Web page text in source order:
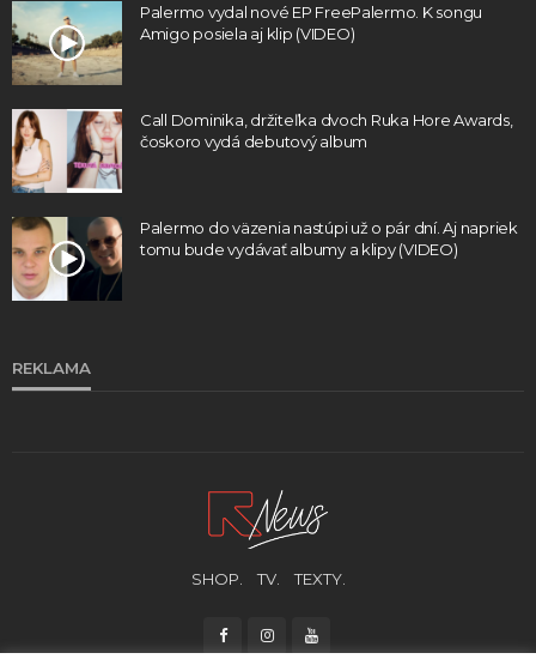
Palermo vydal nové EP FreePalermo. K songu
Amigo posiela aj klip (VIDEO)
Call Dominika, držiteľka dvoch Ruka Hore Awards,
čoskoro vydá debutový album
Palermo do väzenia nastúpi už o pár dní. Aj napriek
tomu bude vydávať albumy a klipy (VIDEO)
REKLAMA
SHOP. TV. TEXTY.